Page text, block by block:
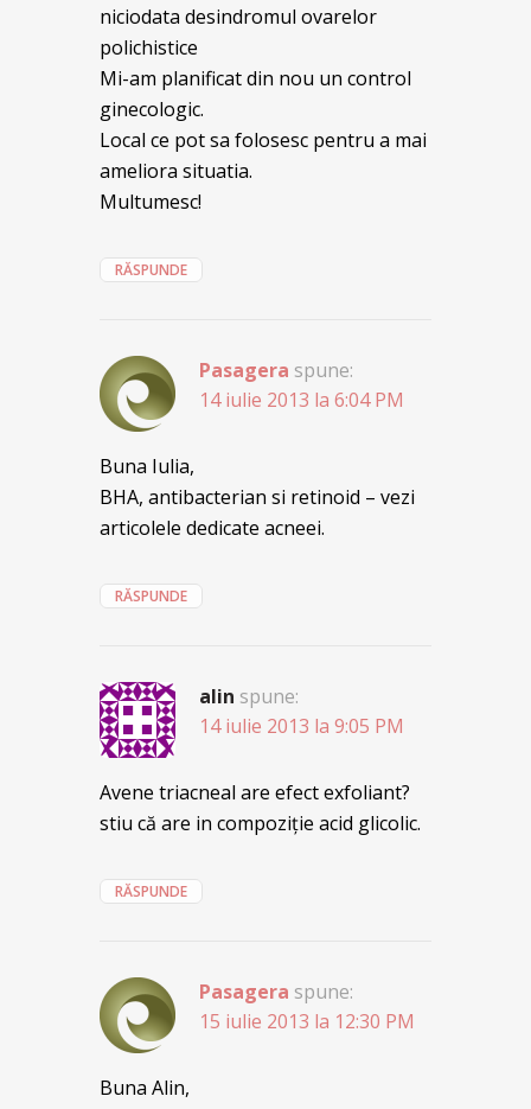
niciodata desindromul ovarelor
polichistice
Mi-am planificat din nou un control
ginecologic.
Local ce pot sa folosesc pentru a mai
ameliora situatia.
Multumesc!
RĂSPUNDE
Pasagera spune:
14 iulie 2013 la 6:04 PM
Buna Iulia,
BHA, antibacterian si retinoid – vezi
articolele dedicate acneei.
RĂSPUNDE
alin spune:
14 iulie 2013 la 9:05 PM
Avene triacneal are efect exfoliant?
stiu că are in compoziţie acid glicolic.
RĂSPUNDE
Pasagera spune:
15 iulie 2013 la 12:30 PM
Buna Alin,